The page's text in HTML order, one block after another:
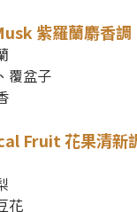
紫羅蘭麝香調
覆盆子
Fruit 花果清新
花